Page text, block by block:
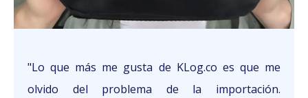
"Lo que más me gusta de KLog.co es que me
olvido del problema de la importación.